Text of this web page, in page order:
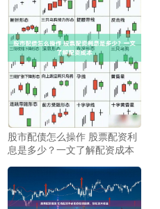
股市配债怎么操作 股票配资利
息是多少？一文了解配资成本